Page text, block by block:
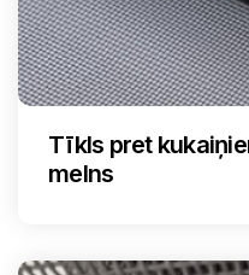
Tīkls pret
melns